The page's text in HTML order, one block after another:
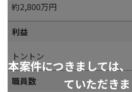
本案件につきましては
ていただきま
約2,800万円
利益
トントン
職員数